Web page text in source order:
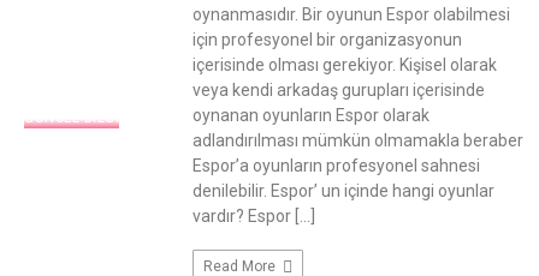
GÜNCEL BILGI
oynanmasıdır. Bir oyunun Espor olabilmesi
için profesyonel bir organizasyonun
içerisinde olması gerekiyor. Kişisel olarak
veya kendi arkadaş gurupları içerisinde
oynanan oyunların Espor olarak
adlandırılması mümkün olmamakla beraber
Espor’a oyunların profesyonel sahnesi
denilebilir. Espor’ un içinde hangi oyunlar
vardır? Espor […]
Read More